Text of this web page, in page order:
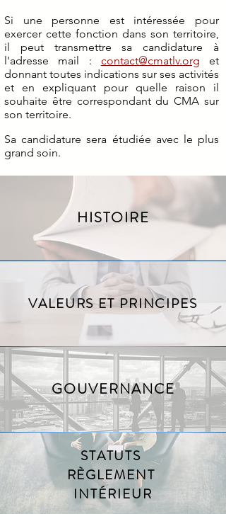
Si une personne est intéressée pour
exercer cette fonction dans son territoire,
il peut transmettre sa candidature à
l'adresse mail : contact@cmatlv.org et
donnant toutes indications sur ses activités
et en expliquant pour quelle raison il
souhaite être correspondant du CMA sur
son territoire.
Sa candidature sera étudiée avec le plus
grand soin.
HISTOIRE
VALEURS ET PRINCIPES
GOUVERNANCE
STATUTS
RÈGLEMENT
INTÉRIEUR